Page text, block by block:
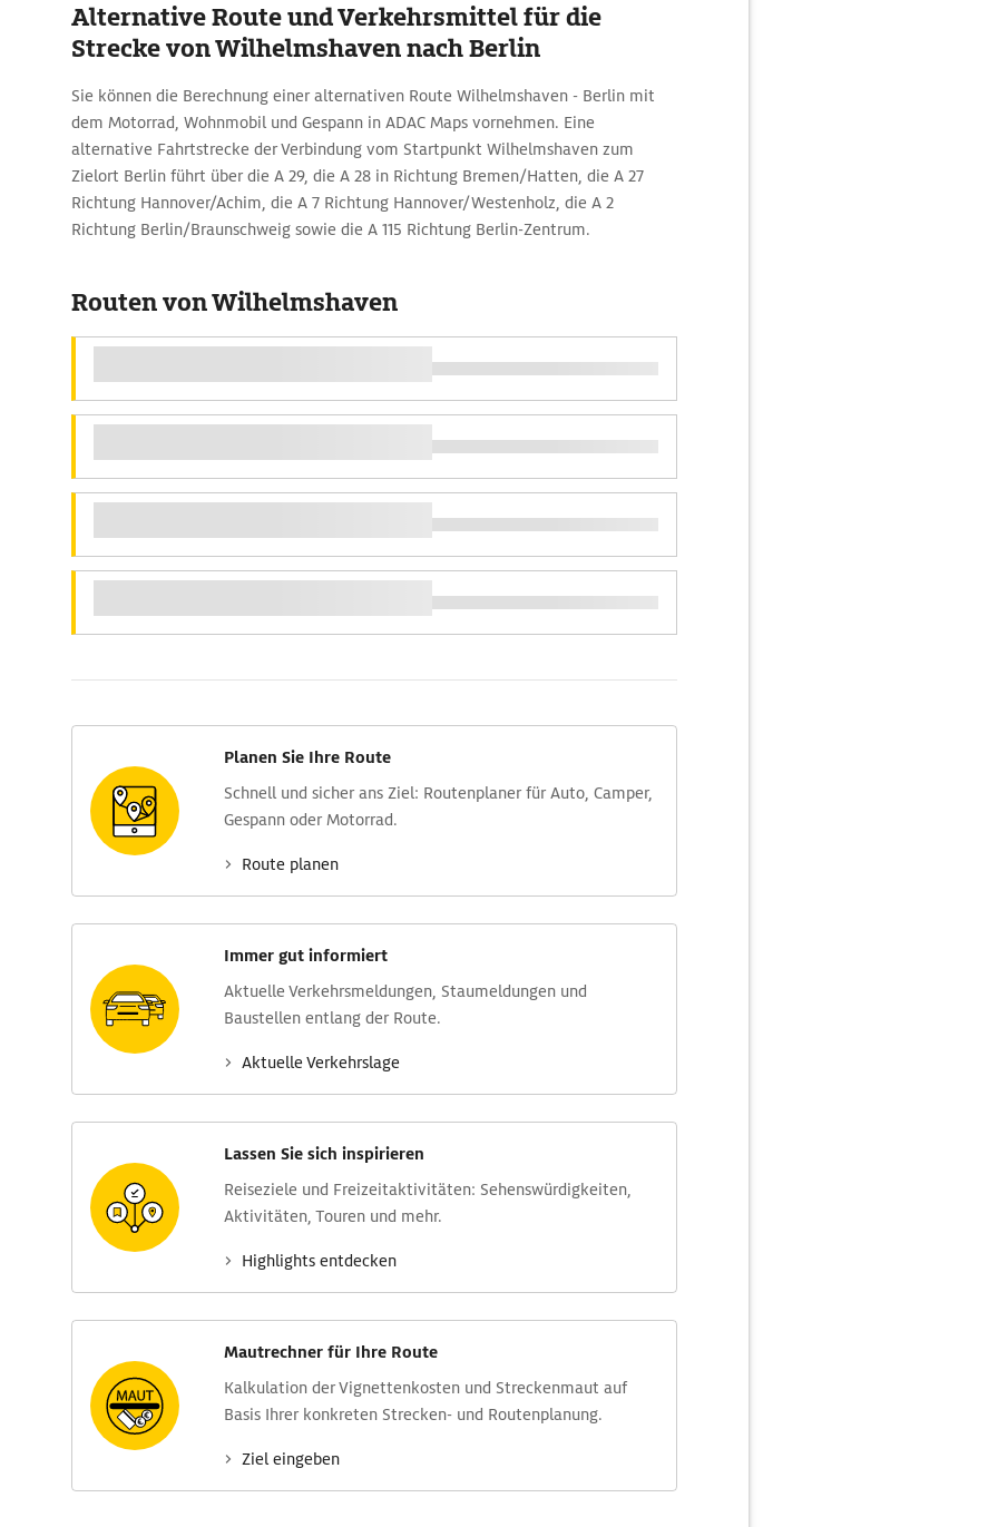
Alternative Route und Verkehrsmittel für die
Strecke von Wilhelmshaven nach Berlin
Sie können die Berechnung einer alternativen Route Wilhelmshaven - Berlin mit
dem Motorrad, Wohnmobil und Gespann in ADAC Maps vornehmen. Eine
alternative Fahrtstrecke der Verbindung vom Startpunkt Wilhelmshaven zum
Zielort Berlin führt über die A 29, die A 28 in Richtung Bremen/Hatten, die A 27
Richtung Hannover/Achim, die A 7 Richtung Hannover/Westenholz, die A 2
Richtung Berlin/Braunschweig sowie die A 115 Richtung Berlin-Zentrum.
Routen von Wilhelmshaven
Planen Sie Ihre Route
Schnell und sicher ans Ziel: Routen­planer für Auto, Camper,
Gespann oder Motorrad.
Route planen
Immer gut informiert
Aktuelle Verkehrs­meldungen, Stau­meldungen und
Baustellen entlang der Route.
Aktuelle Verkehrs­lage
Lassen Sie sich inspirieren
Reise­ziele und Freizeit­aktivitäten: Sehens­würdig­keiten,
Aktivitäten, Touren und mehr.
Highlights entdecken
Mautrechner für Ihre Route
Kalkulation der Vignettenkosten und Streckenmaut auf
Basis Ihrer konkreten Strecken- und Routenplanung.
Ziel eingeben